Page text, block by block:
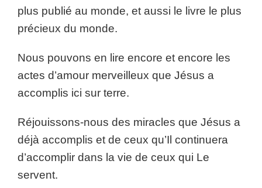
plus publié au monde, et aussi le livre le plus
précieux du monde.
Nous pouvons en lire encore et encore les
actes d’amour merveilleux que Jésus a
accomplis ici sur terre.
Réjouissons-nous des miracles que Jésus a
déjà accomplis et de ceux qu’Il continuera
d’accomplir dans la vie de ceux qui Le
servent.